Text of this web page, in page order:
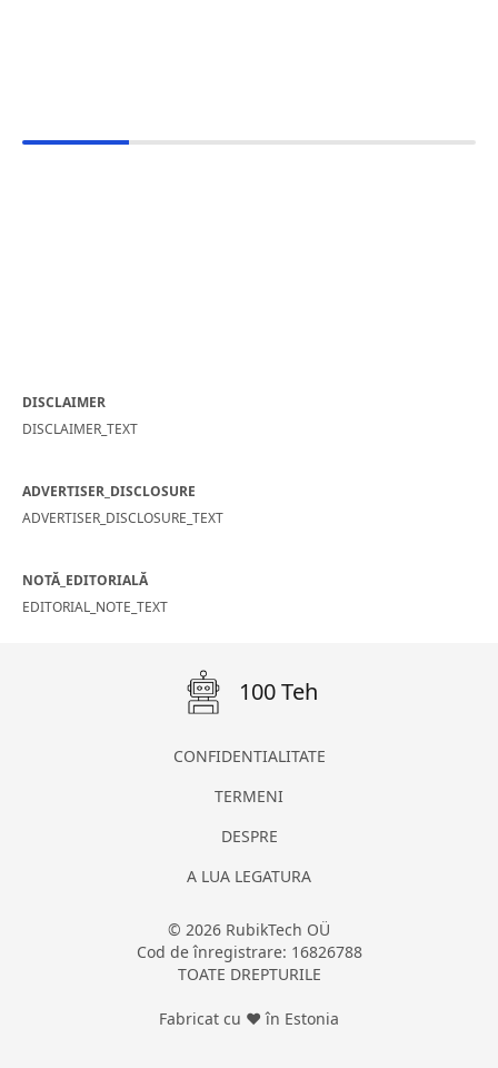
DISCLAIMER
DISCLAIMER_TEXT
ADVERTISER_DISCLOSURE
ADVERTISER_DISCLOSURE_TEXT
NOTĂ_EDITORIALĂ
EDITORIAL_NOTE_TEXT
100 Teh
CONFIDENTIALITATE
TERMENI
DESPRE
A LUA LEGATURA
© 2026 RubikTech OÜ
Cod de înregistrare: 16826788
TOATE DREPTURILE
Fabricat cu ❤ în Estonia